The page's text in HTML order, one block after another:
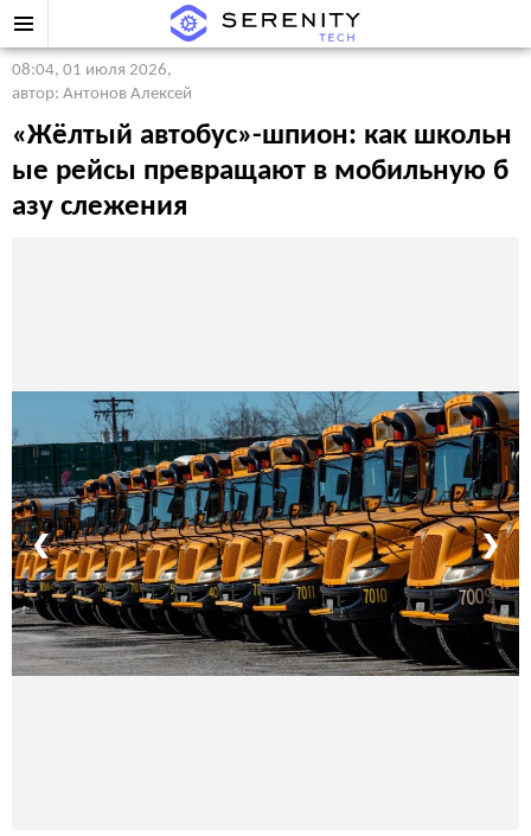
08:04, 01 июля 2026,
автор: Антонов Алексей
«Жёлтый автобус»-шпион: как школьн
ые рейсы превращают в мобильную б
азу слежения
❮ ❯